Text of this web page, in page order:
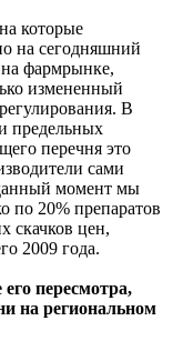
которые
на сегодняшний
на фармрынке,
измененный
В
предельных
перечня это
сами
момент мы
по 20% препаратов
скачков цен,
2009 года.
пересмотра,
на региональном